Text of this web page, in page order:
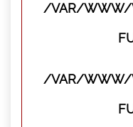
/VAR/WWW/
/VAR/WWW/